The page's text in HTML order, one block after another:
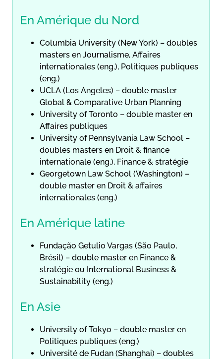
En Amérique du Nord
Columbia University (New York) – doubles
masters en Journalisme, Affaires
internationales (eng.), Politiques publiques
(eng.)
UCLA (Los Angeles) – double master
Global & Comparative Urban Planning
University of Toronto – double master en
Affaires publiques
University of Pennsylvania Law School –
doubles masters en Droit & finance
internationale (eng.), Finance & stratégie
Georgetown Law School (Washington) –
double master en Droit & affaires
internationales (eng.)
En Amérique latine
Fundação Getulio Vargas (São Paulo,
Brésil) – double master en Finance &
stratégie ou International Business &
Sustainability (eng.)
En Asie
University of Tokyo – double master en
Politiques publiques (eng.)
Université de Fudan (Shanghai) – doubles